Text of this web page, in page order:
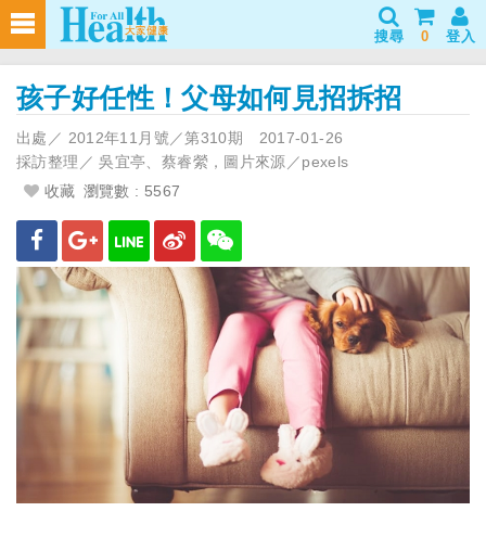
搜尋 0 登入
孩子好任性！父母如何見招拆招
出處／ 2012年11月號／第310期 2017-01-26
採訪整理／ 吳宜亭、蔡睿縈，圖片來源／pexels
收藏 瀏覽數 : 5567